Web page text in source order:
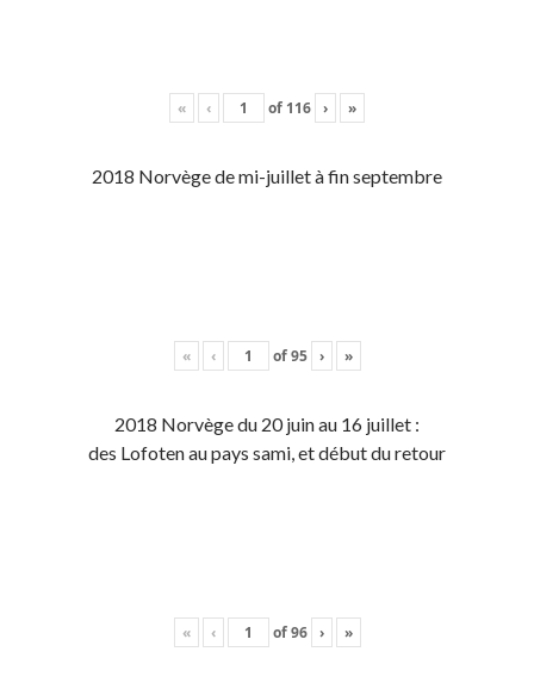
« ‹ of 116 › »
2018 Norvège de mi-juillet à fin septembre
« ‹ of95 › »
2018 Norvège du 20 juin au 16 juillet :
des Lofoten au pays sami, et début du retour
« ‹ of96 › »